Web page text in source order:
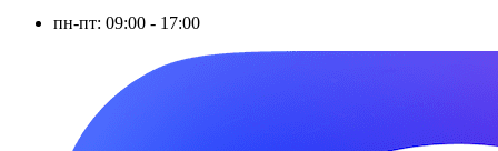
пн-пт: 09:00 - 17:00